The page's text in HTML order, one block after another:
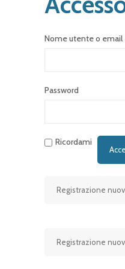
Nome utente o email
Password
Ricordami
Registrazione
Registrazione